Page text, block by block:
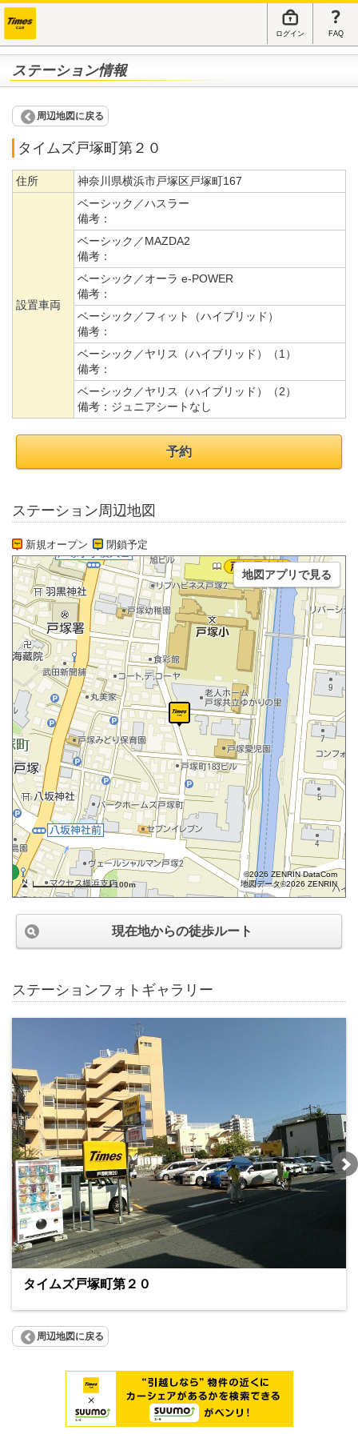
ログイン FAQ
ステーション情報
周辺地図に戻る
タイムズ戸塚町第２０
住所 神奈川県横浜市戸塚区戸塚町167
設置車両
ベーシック／ハスラー
備考：
ベーシック／MAZDA2
備考：
ベーシック／オーラ e-POWER
備考：
ベーシック／フィット（ハイブリッド）
備考：
ベーシック／ヤリス（ハイブリッド）（1）
備考：
ベーシック／ヤリス（ハイブリッド）（2）
備考： ジュニアシートなし
予約
ステーション周辺地図
新規オープン 閉鎖予定
100m
©2026 ZENRIN DataCom
地図データ©2026 ZENRIN
地図アプリで見る
現在地からの徒歩ルート
ステーションフォトギャラリー
タイムズ戸塚町第２０
周辺地図に戻る